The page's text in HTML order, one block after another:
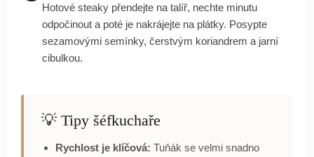
Hotové steaky přendejte na talíř, nechte minutu
odpočinout a poté je nakrájejte na plátky. Posypte
sezamovými semínky, čerstvým koriandrem a jarní
cibulkou.
💡 Tipy šéfkuchaře
Rychlost je klíčová: Tuňák se velmi snadno